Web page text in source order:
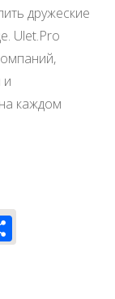
дружеские
Ulet.Pro
и
каждом